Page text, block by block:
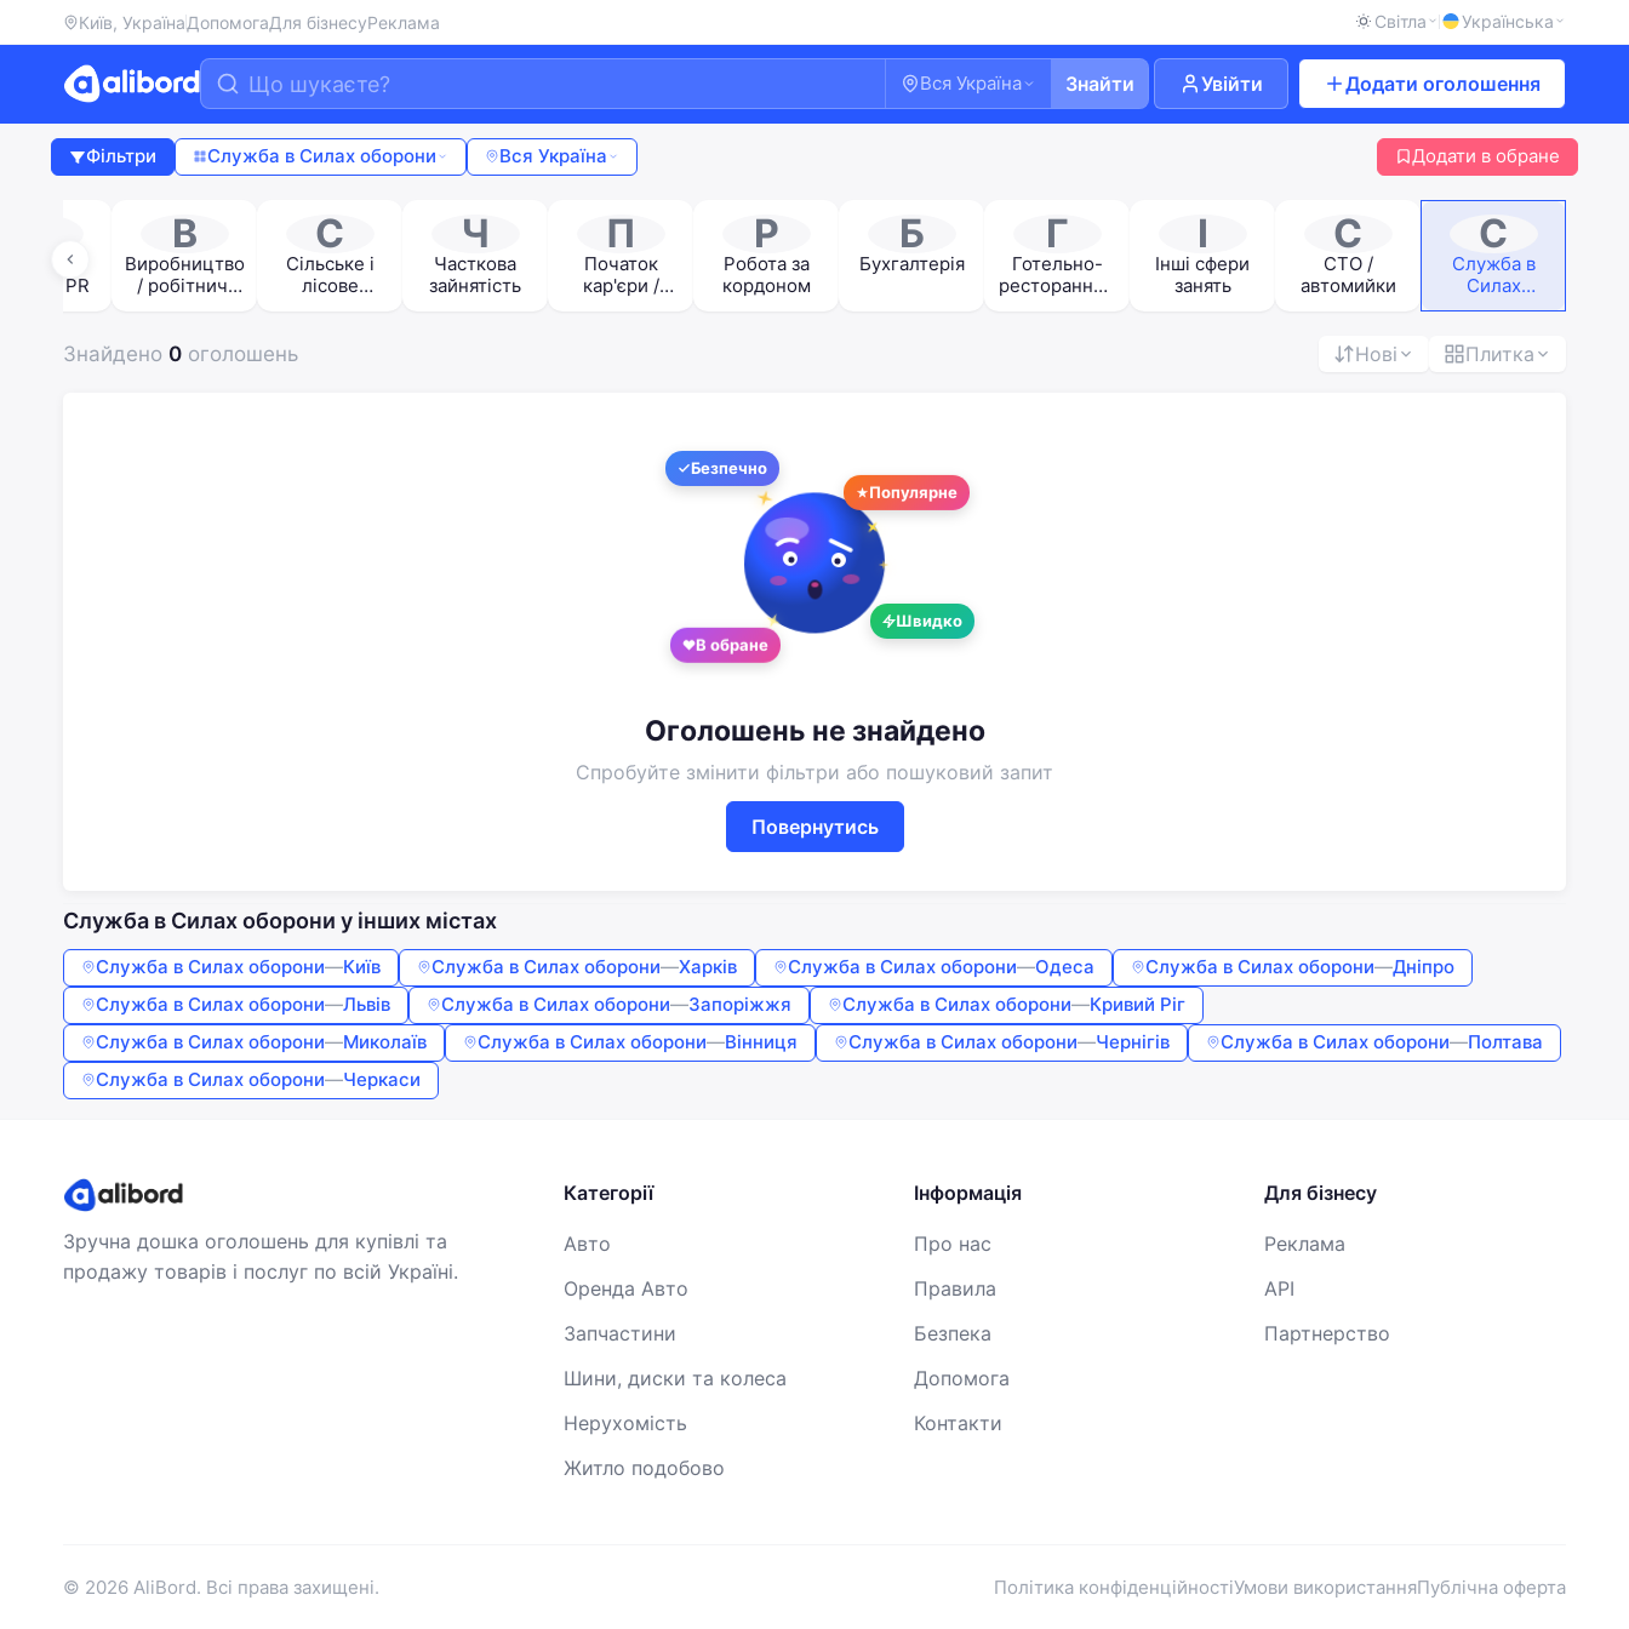
Київ, УкраїнаДопомогаДля бізнесуРеклама Світла Українська
Вся Україна Знайти Увійти Додати оголошення
Фільтри Служба в Силах оборони Вся Україна Додати в обране
/
/ PR
В
Виробництво
/ робітничі
С
Сільське і
лісове
агробізнес
Ч
Часткова
зайнятість
П
Початок
кар'єри /
Р
Робота за
кордоном
Б
Бухгалтерія
Г
Готельно-
ресторанний
І
Інші сфери
занять
С
СТО /
автомийки
С
Служба в
Силах
оборони
Знайдено 0 оголошень Нові Плитка
Безпечно
Популярне
Швидко
В обране
Оголошень не знайдено
Спробуйте змінити фільтри або пошуковий запит
Повернутись
Служба в Силах оборони у інших містах
Служба в Силах оборони—Київ Служба в Силах оборони—Харків Служба в Силах оборони—Одеса Служба в Силах оборони—Дніпро
Служба в Силах оборони—Львів Служба в Силах оборони—Запоріжжя Служба в Силах оборони—Кривий Ріг
Служба в Силах оборони—Миколаїв Служба в Силах оборони—Вінниця Служба в Силах оборони—Чернігів Служба в Силах оборони—Полтава
Служба в Силах оборони—Черкаси
Зручна дошка оголошень для купівлі та
продажу товарів і послуг по всій Україні.
Категорії
Авто
Оренда Авто
Запчастини
Шини, диски та колеса
Нерухомість
Житло подобово
Інформація
Про нас
Правила
Безпека
Допомога
Контакти
Для бізнесу
Реклама
API
Партнерство
© 2026 AliBord. Всі права захищені. Політика конфіденційностіУмови використанняПублічна оферта
Ласкаво просимо!
Увійдіть або створіть акаунт
Google
або
Введіть номер або пошту
Увійти